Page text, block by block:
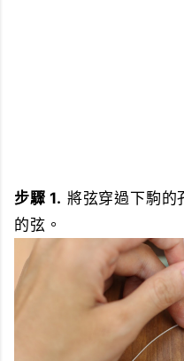
步驟 1. 將弦穿過下駒的
的弦。